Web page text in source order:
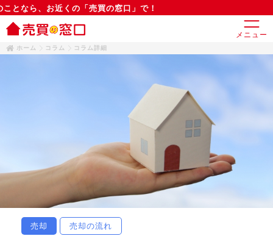
くの「売買の窓口」で！
メニュー
ホーム コラム コラム詳細
売却 売却の流れ